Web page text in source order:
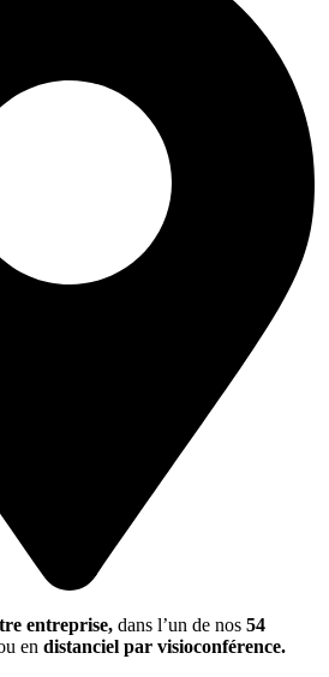
entreprise, dans l’un de nos 54
en distanciel par visioconférence.